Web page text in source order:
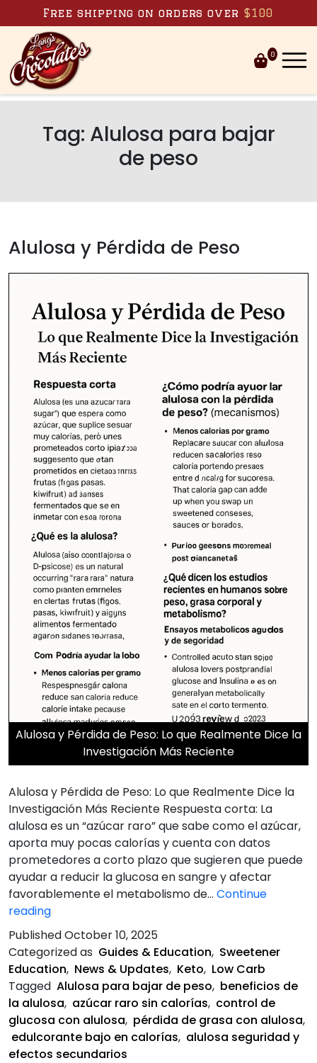
Skip to content
Free shipping on orders over $100
0
Tag: Alulosa para bajar
de peso
Alulosa y Pérdida de Peso
Alulosa y Pérdida de Peso: Lo que Realmente Dice la
Investigación Más Reciente
Alulosa y Pérdida de Peso: Lo que Realmente Dice la
Investigación Más Reciente Respuesta corta: La
alulosa es un “azúcar raro” que sabe como el azúcar,
aporta muy pocas calorías y cuenta con datos
prometedores a corto plazo que sugieren que puede
ayudar a reducir la glucosa en sangre y afectar
favorablemente el metabolismo de… Continue
readingAlulosa
Pérdida
de
Peso
PublishedOctober 10, 2025
Categorized as Guides & Education, Sweetener
Education, News & Updates, Keto, Low Carb
Tagged Alulosa para bajar de peso, beneficios de
la alulosa, azúcar raro sin calorías, control de
glucosa con alulosa, pérdida de grasa con alulosa,
edulcorante bajo en calorías, alulosa seguridad y
efectos secundarios